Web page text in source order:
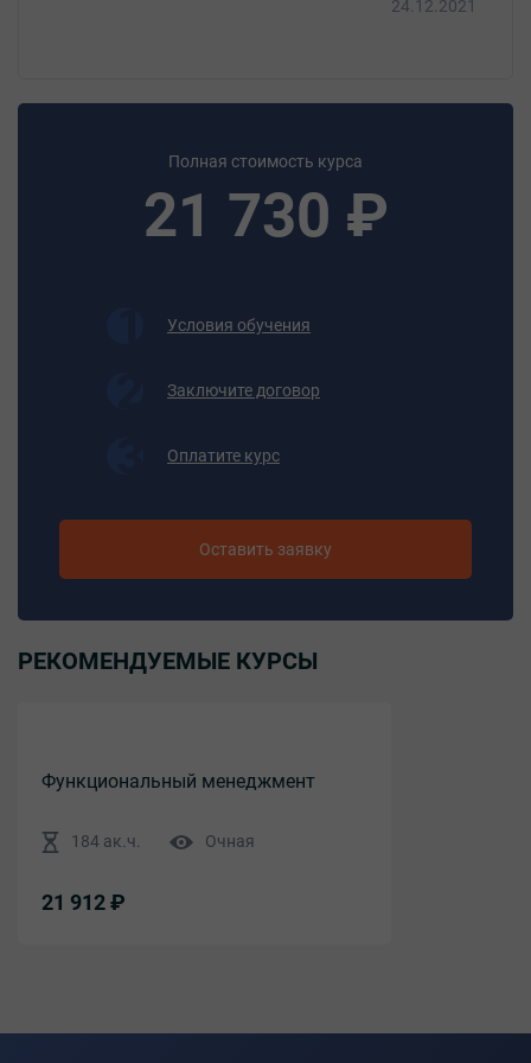
- предупреждать конфликты в трудовом коллективе;
Итоговая аттестация
24.12.2021
Полная стоимость курса
21 730 ₽
Условия обучения
Заключите договор
Оплатите курс
Оставить заявку
РЕКОМЕНДУЕМЫЕ КУРСЫ
Функциональный менеджмент
184 ак.ч. Очная
21 912 ₽